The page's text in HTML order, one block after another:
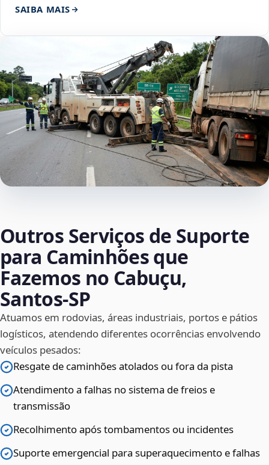
SAIBA MAIS
Outros Serviços de Suporte
para Caminhões que
Fazemos no Cabuçu,
Santos‑SP
Atuamos em rodovias, áreas industriais, portos e pátios
logísticos, atendendo diferentes ocorrências envolvendo
veículos pesados:
Resgate de caminhões atolados ou fora da pista
Atendimento a falhas no sistema de freios e
transmissão
Recolhimento após tombamentos ou incidentes
Suporte emergencial para superaquecimento e falhas